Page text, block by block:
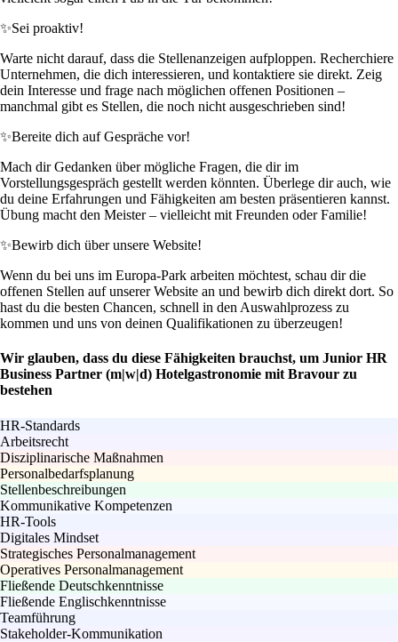
✨Sei proaktiv!
Warte nicht darauf, dass die Stellenanzeigen aufploppen. Recherchiere
Unternehmen, die dich interessieren, und kontaktiere sie direkt. Zeig
dein Interesse und frage nach möglichen offenen Positionen –
manchmal gibt es Stellen, die noch nicht ausgeschrieben sind!
✨Bereite dich auf Gespräche vor!
Mach dir Gedanken über mögliche Fragen, die dir im
Vorstellungsgespräch gestellt werden könnten. Überlege dir auch, wie
du deine Erfahrungen und Fähigkeiten am besten präsentieren kannst.
Übung macht den Meister – vielleicht mit Freunden oder Familie!
✨Bewirb dich über unsere Website!
Wenn du bei uns im Europa-Park arbeiten möchtest, schau dir die
offenen Stellen auf unserer Website an und bewirb dich direkt dort. So
hast du die besten Chancen, schnell in den Auswahlprozess zu
kommen und uns von deinen Qualifikationen zu überzeugen!
Wir glauben, dass du diese Fähigkeiten brauchst, um Junior HR
Business Partner (m|w|d) Hotelgastronomie mit Bravour zu
bestehen
HR-Standards
Arbeitsrecht
Disziplinarische Maßnahmen
Personalbedarfsplanung
Stellenbeschreibungen
Kommunikative Kompetenzen
HR-Tools
Digitales Mindset
Strategisches Personalmanagement
Operatives Personalmanagement
Fließende Deutschkenntnisse
Fließende Englischkenntnisse
Teamführung
Stakeholder-Kommunikation